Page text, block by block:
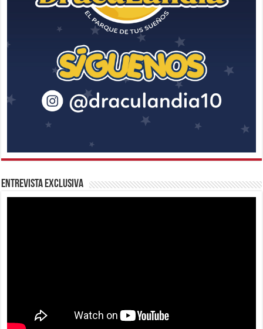
Entrevista Exclusiva